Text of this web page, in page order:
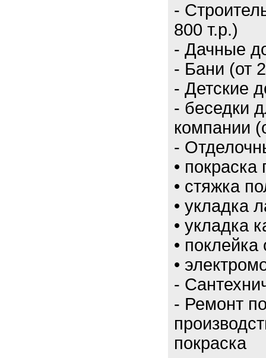
-
800 т.р.)
- Дачные
- Бани (от
- Детские
- беседки
компании
-
• покраска
• стяжка
• укладка
• укладка
• поклейка
•
-
- Ремонт
покраска